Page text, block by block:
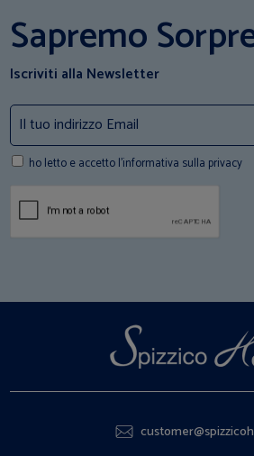
Sapremo
Iscriviti alla Newsletter
ho letto e accetto l'informativa sulla privacy